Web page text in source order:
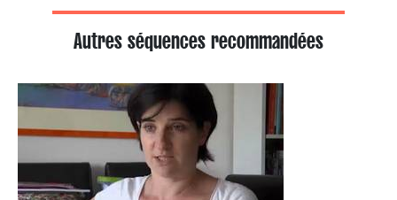
Autres séquences recommandées